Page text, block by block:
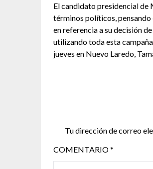
El candidato presidencial de
términos políticos,
en referencia a su decisión
utilizando toda esta
jueves en Nuevo Laredo,
Tu dirección de correo
COMENTARIO*